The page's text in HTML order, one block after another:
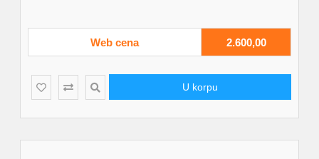
Web cena 2.600,00
U korpu